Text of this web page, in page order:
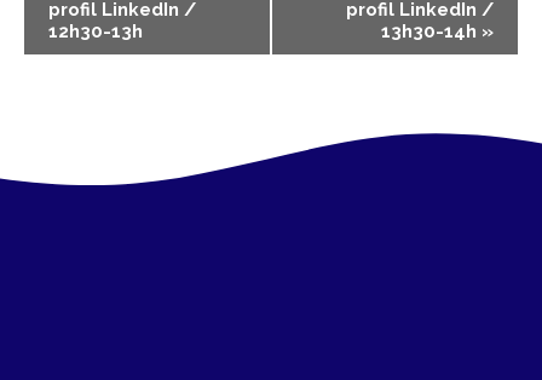
v
a
profil LinkedIn /
12h30-13h
profil LinkedIn /
13h30-14h »